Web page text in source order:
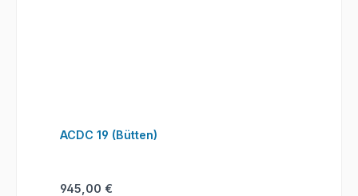
ACDC 19 (Bütten)
Regulärer Preis:
945,00 €